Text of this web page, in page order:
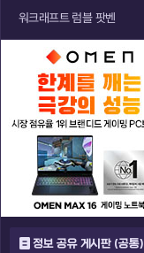
워크래프트 럼블 팟벤
정보 공유 게시판 (공통)